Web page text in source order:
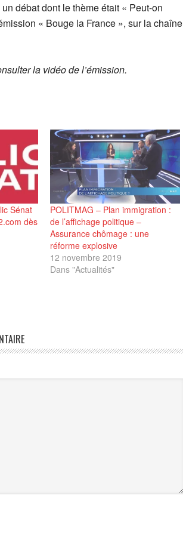
débat dont le thème était « Peut-on
« Bouge la France », sur la chaîne
la vidéo de l’émission.
Sénat
dès
POLITMAG – Plan immigration :
de l’affichage politique –
Assurance chômage : une
réforme explosive
12 novembre 2019
Dans "Actualités"